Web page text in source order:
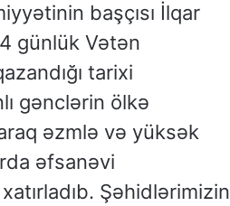
başçısı İlqar
günlük Vətən
tarixi
gənclərin ölkə
əzmlə və yüksək
əfsanəvi
Şəhidlərimizin